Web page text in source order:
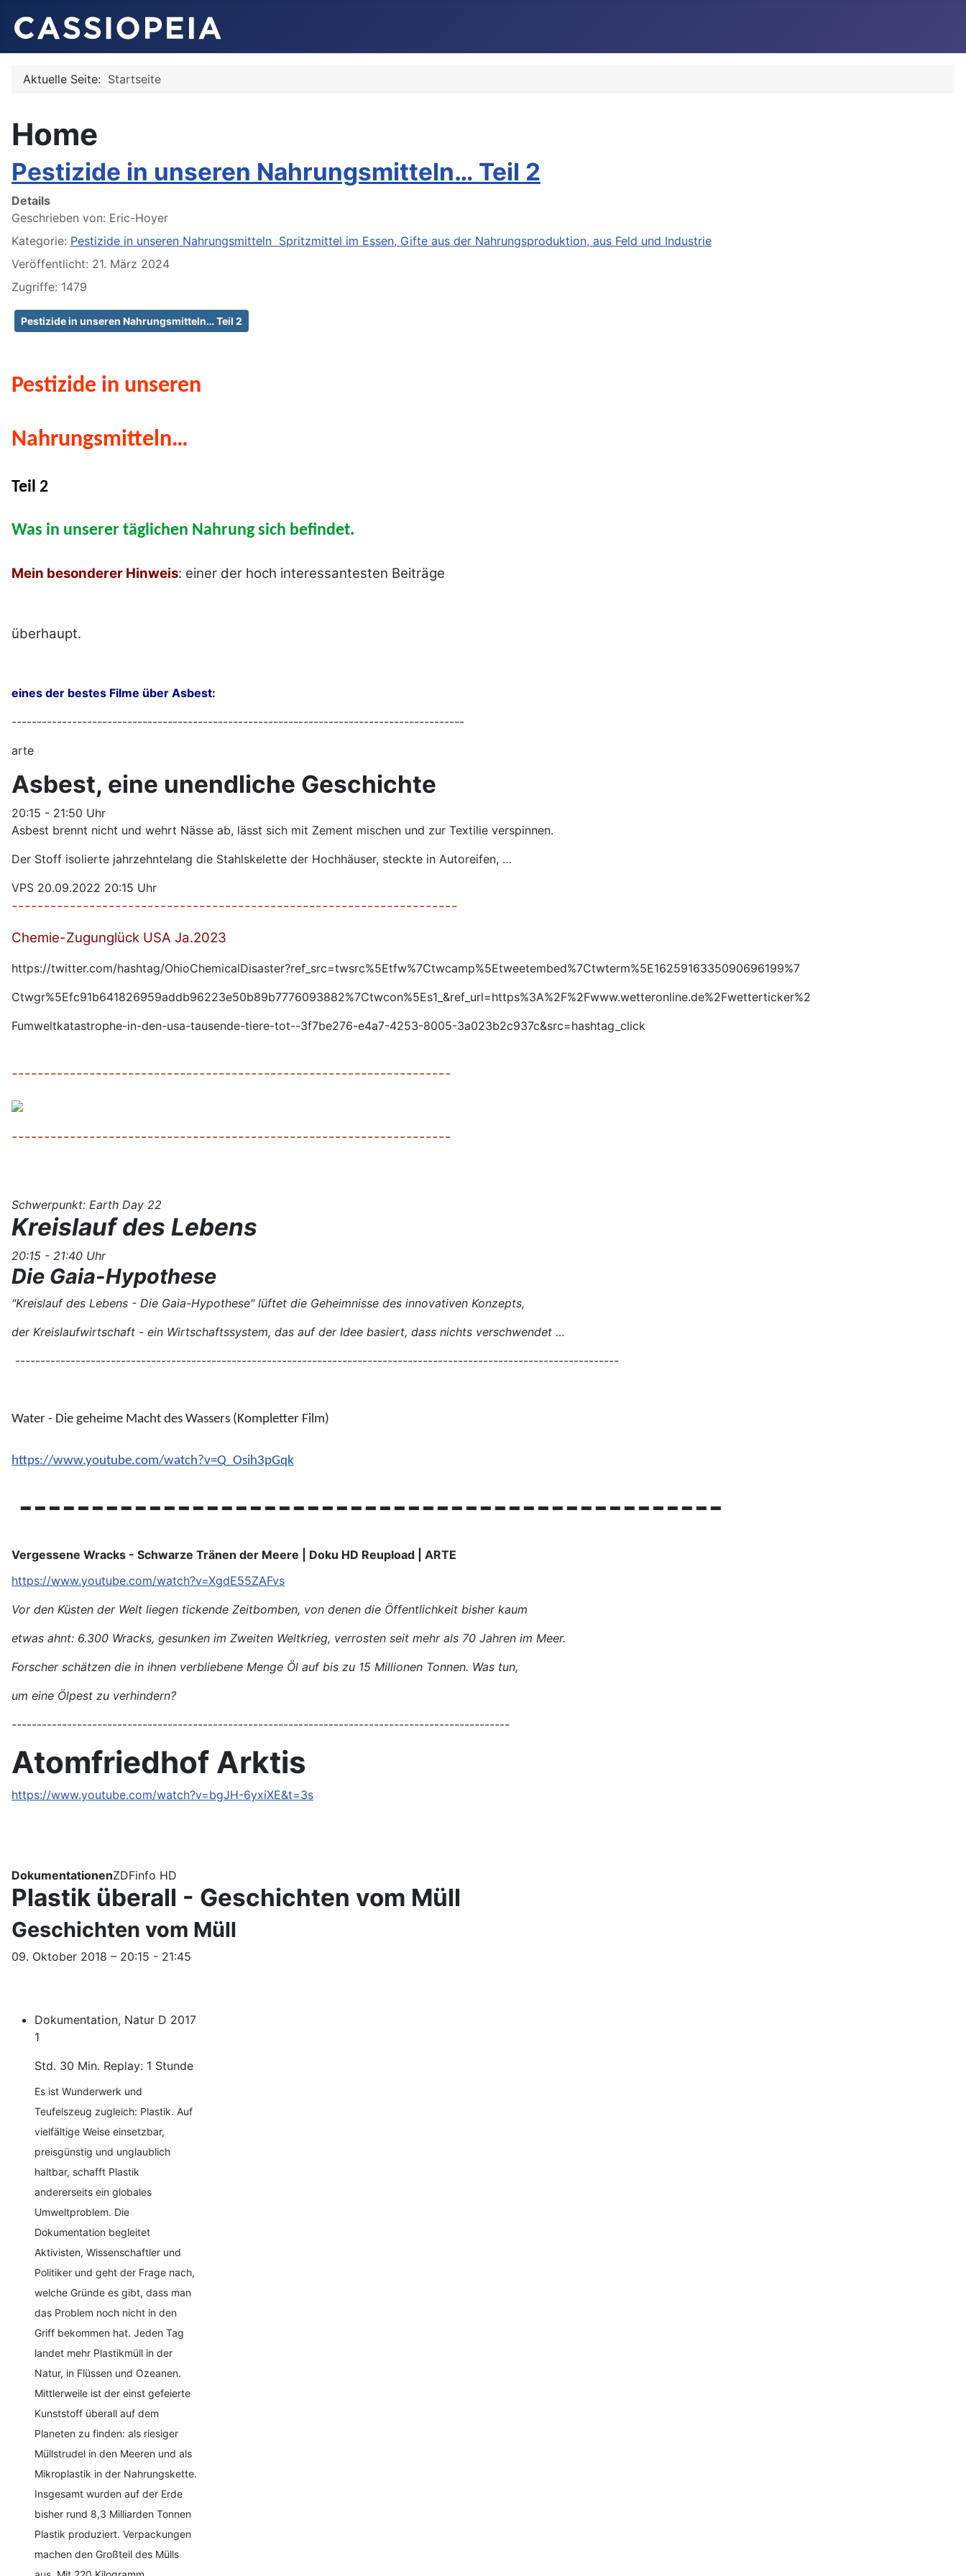
Aktuelle Seite: Startseite
Home
Pestizide in unseren Nahrungsmitteln… Teil 2
Details
Geschrieben von: Eric-Hoyer
Kategorie: Pestizide in unseren Nahrungsmitteln Spritzmittel im Essen, Gifte aus der Nahrungsproduktion, aus Feld und Industrie
Veröffentlicht: 21. März 2024
Zugriffe: 1479
Pestizide in unseren Nahrungsmitteln… Teil 2
Pestizide in unseren
Nahrungsmitteln…
Teil 2
Was in unserer täglichen Nahrung sich befindet.
Mein besonderer Hinweis: einer der hoch interessantesten Beiträge
überhaupt.
eines der bestes Filme über Asbest:
------------------------------------------------------------------------------------------
arte
Asbest, eine unendliche Geschichte
20:15 - 21:50 Uhr
Asbest brennt nicht und wehrt Nässe ab, lässt sich mit Zement mischen und zur Textilie verspinnen.
Der Stoff isolierte jahrzehntelang die Stahlskelette der Hochhäuser, steckte in Autoreifen, …
VPS 20.09.2022 20:15 Uhr
---------------------------------------------------------------------
Chemie-Zugunglück USA Ja.2023
https://twitter.com/hashtag/OhioChemicalDisaster?ref_src=twsrc%5Etfw%7Ctwcamp%5Etweetembed%7Ctwterm%5E1625916335090696199%7
Ctwgr%5Efc91b641826959addb96223e50b89b7776093882%7Ctwcon%5Es1_&ref_url=https%3A%2F%2Fwww.wetteronline.de%2Fwetterticker%2
Fumweltkatastrophe-in-den-usa-tausende-tiere-tot--3f7be276-e4a7-4253-8005-3a023b2c937c&src=hashtag_click
--------------------------------------------------------------------
--------------------------------------------------------------------
Schwerpunkt: Earth Day 22
Kreislauf des Lebens
20:15 - 21:40 Uhr
Die Gaia-Hypothese
"Kreislauf des Lebens - Die Gaia-Hypothese" lüftet die Geheimnisse des innovativen Konzepts,
der Kreislaufwirtschaft - ein Wirtschaftssystem, das auf der Idee basiert, dass nichts verschwendet …
------------------------------------------------------------------------------------------------------------------------
Water - Die geheime Macht des Wassers (Kompletter Film)
https://www.youtube.com/watch?v=Q_Osih3pGqk
-------------------------------------------------
Vergessene Wracks - Schwarze Tränen der Meere | Doku HD Reupload | ARTE
https://www.youtube.com/watch?v=XgdE55ZAFvs
Vor den Küsten der Welt liegen tickende Zeitbomben, von denen die Öffentlichkeit bisher kaum
etwas ahnt: 6.300 Wracks, gesunken im Zweiten Weltkrieg, verrosten seit mehr als 70 Jahren im Meer.
Forscher schätzen die in ihnen verbliebene Menge Öl auf bis zu 15 Millionen Tonnen. Was tun,
um eine Ölpest zu verhindern?
---------------------------------------------------------------------------------------------------
Atomfriedhof Arktis
https://www.youtube.com/watch?v=bgJH-6yxiXE&t=3s
DokumentationenZDFinfo HD
Plastik überall - Geschichten vom Müll
Geschichten vom Müll
09. Oktober 2018 – 20:15 - 21:45
Dokumentation, Natur D 2017
1
Std. 30 Min. Replay: 1 Stunde
Es ist Wunderwerk und
Teufelszeug zugleich: Plastik. Auf
vielfältige Weise einsetzbar,
preisgünstig und unglaublich
haltbar, schafft Plastik
andererseits ein globales
Umweltproblem. Die
Dokumentation begleitet
Aktivisten, Wissenschaftler und
Politiker und geht der Frage nach,
welche Gründe es gibt, dass man
das Problem noch nicht in den
Griff bekommen hat. Jeden Tag
landet mehr Plastikmüll in der
Natur, in Flüssen und Ozeanen.
Mittlerweile ist der einst gefeierte
Kunststoff überall auf dem
Planeten zu finden: als riesiger
Müllstrudel in den Meeren und als
Mikroplastik in der Nahrungskette.
Insgesamt wurden auf der Erde
bisher rund 8,3 Milliarden Tonnen
Plastik produziert. Verpackungen
machen den Großteil des Mülls